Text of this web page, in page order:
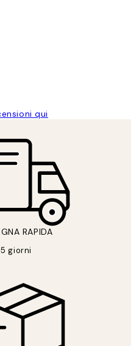
qui
RAPIDA
giorni